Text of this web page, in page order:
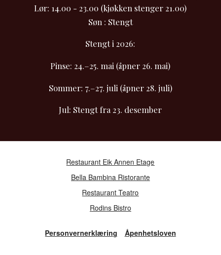
Lør: 14.00 - 23.00 (kjøkken stenger 21.00)
Søn : Stengt
Stengt i 2026:
Pinse: 24.–25. mai (åpner 26. mai)
Sommer: 7.–27. juli (åpner 28. juli)
Jul: Stengt fra 23. desember
Personvernerklæring Åpenhetsloven
Restaurant Eik Annen Etage
Bella Bambina Ristorante
Restaurant Teatro
Rodins Bistro